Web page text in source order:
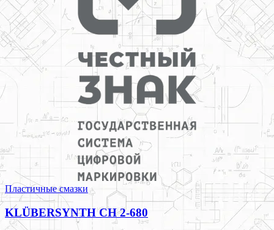
Пластичные смазки
KLÜBERSYNTH CH 2-680